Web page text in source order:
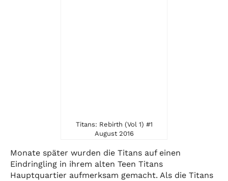
Titans: Rebirth (Vol 1) #1
August 2016
Monate später wurden die Titans auf einen
Eindringling in ihrem alten Teen Titans
Hauptquartier aufmerksam gemacht. Als die Titans